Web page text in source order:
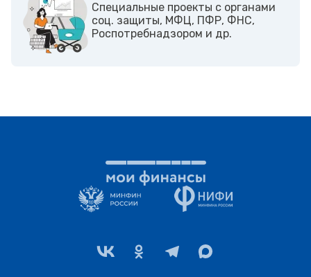
Cпециальные проекты с органами
соц. защиты, МФЦ, ПФР, ФНС,
Роспотребнадзором и др.